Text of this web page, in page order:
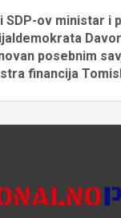
SDP-ov ministar i
posebnim
financija